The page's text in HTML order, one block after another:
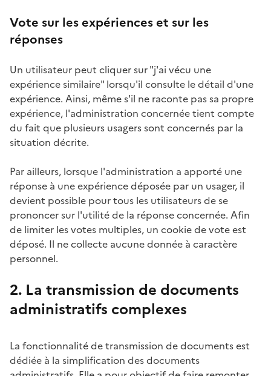
Vote sur les expériences et sur les
réponses
Un utilisateur peut cliquer sur "j'ai vécu une
expérience similaire" lorsqu'il consulte le détail d'une
expérience. Ainsi, même s'il ne raconte pas sa propre
expérience, l'administration concernée tient compte
du fait que plusieurs usagers sont concernés par la
situation décrite.
Par ailleurs, lorsque l'administration a apporté une
réponse à une expérience déposée par un usager, il
devient possible pour tous les utilisateurs de se
prononcer sur l'utilité de la réponse concernée. Afin
de limiter les votes multiples, un cookie de vote est
déposé. Il ne collecte aucune donnée à caractère
personnel.
2. La transmission de documents
administratifs complexes
La fonctionnalité de transmission de documents est
dédiée à la simplification des documents